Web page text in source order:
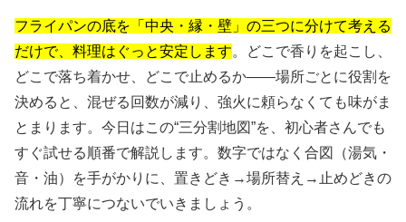
フライパンの底を「中央・縁・壁」の三つに分けて考える
だけで、料理はぐっと安定します。どこで香りを起こし、
どこで落ち着かせ、どこで止めるか——場所ごとに役割を
決めると、混ぜる回数が減り、強火に頼らなくても味がま
とまります。今日はこの“三分割地図”を、初心者さんでも
すぐ試せる順番で解説します。数字ではなく合図（湯気・
音・油）を手がかりに、置きどき→場所替え→止めどきの
流れを丁寧につないでいきましょう。